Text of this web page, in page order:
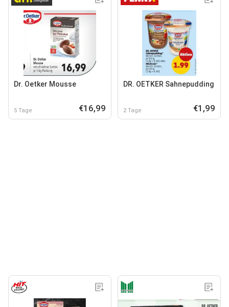
Dr. Oetker Mousse
5 Tage €16,99
DR. OETKER Sahnepudding
2 Tage €1,99